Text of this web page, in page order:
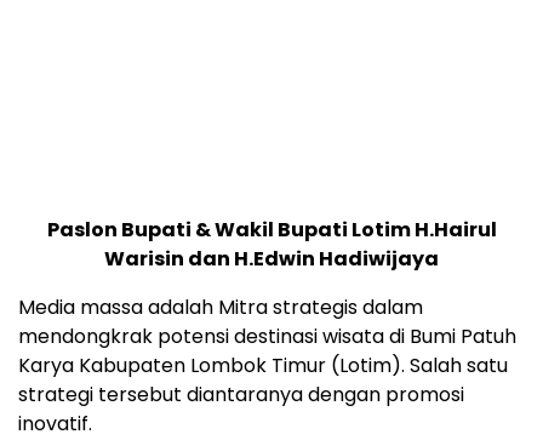
Paslon Bupati & Wakil Bupati Lotim H.Hairul
Warisin dan H.Edwin Hadiwijaya
Media massa adalah Mitra strategis dalam
mendongkrak potensi destinasi wisata di Bumi Patuh
Karya Kabupaten Lombok Timur (Lotim). Salah satu
strategi tersebut diantaranya dengan promosi
inovatif.